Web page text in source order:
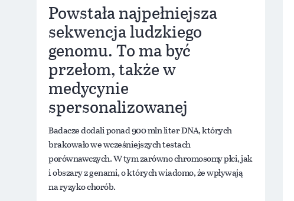
Powstała najpełniejsza
sekwencja ludzkiego
genomu. To ma być
przełom, także w
medycynie
spersonalizowanej
Badacze dodali ponad 900 mln liter DNA, których
brakowało we wcześniejszych testach
porównawczych. W tym zarówno chromosomy płci, jak
i obszary z genami, o których wiadomo, że wpływają
na ryzyko chorób.